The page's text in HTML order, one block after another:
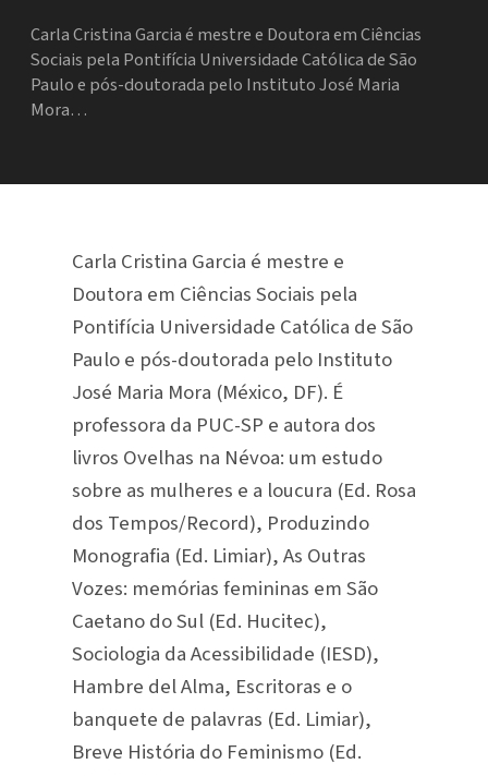
Carla Cristina Garcia é mestre e Doutora em Ciências
Sociais pela Pontifícia Universidade Católica de São
Paulo e pós-doutorada pelo Instituto José Maria
Mora…
Carla Cristina Garcia é mestre e
Doutora em Ciências Sociais pela
Pontifícia Universidade Católica de São
Paulo e pós-doutorada pelo Instituto
José Maria Mora (México, DF). É
professora da PUC-SP e autora dos
livros Ovelhas na Névoa: um estudo
sobre as mulheres e a loucura (Ed. Rosa
dos Tempos/Record), Produzindo
Monografia (Ed. Limiar), As Outras
Vozes: memórias femininas em São
Caetano do Sul (Ed. Hucitec),
Sociologia da Acessibilidade (IESD),
Hambre del Alma, Escritoras e o
banquete de palavras (Ed. Limiar),
Breve História do Feminismo (Ed.